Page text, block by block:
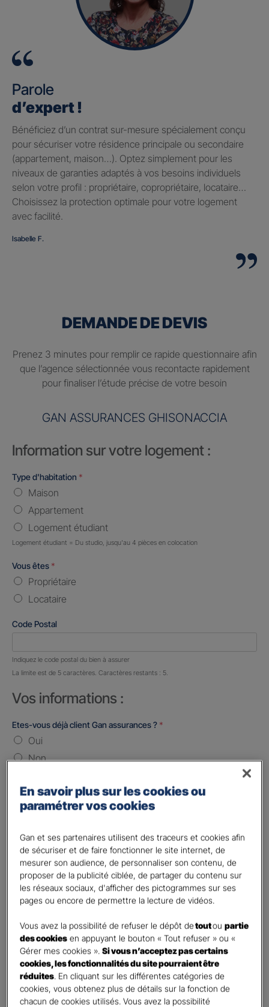
Parole
d’expert !
Bénéficiez d’un contrat sur-mesure spécialement conçu
pour sécuriser votre résidence principale ou secondaire
(appartement, maison…). Optez simplement pour les
niveaux de garanties adaptés à vos besoins individuels
selon votre profil : propriétaire, copropriétaire, locataire…
Choisissez la protection optimale pour votre logement
avec facilité.
Isabelle F.
DEMANDE DE DEVIS
Prenez 3 minutes pour remplir ce rapide questionnaire afin
que l’agence sélectionnée vous recontacte rapidement
pour finaliser l’étude précise de votre besoin
GAN ASSURANCES GHISONACCIA
Information sur votre logement :
Type d'habitation *
Maison
Appartement
Logement étudiant
Logement étudiant = Du studio, jusqu'au 4 pièces en colocation
Vous êtes *
Propriétaire
Locataire
Code Postal
Nombre de caractères restants :
Indiquez le code postal du bien à assurer
La limite est de 5 caractères. Caractères restants : 5.
Vos informations :
Etes-vous déjà client Gan assurances ? *
Oui
Non
Madame
Contact*
First Last
Téléphone*
United
States
+1
E-mail*
Informations complémentaires (facultatif)
En savoir plus sur les cookies ou
paramétrer vos cookies
Gan et ses partenaires utilisent des traceurs et cookies afin
de sécuriser et de faire fonctionner le site internet, de
mesurer son audience, de personnaliser son contenu, de
proposer de la publicité ciblée, de partager du contenu sur
les réseaux sociaux, d'afficher des pictogrammes sur ses
pages ou encore de permettre la lecture de vidéos.
Vous avez la possibilité de refuser le dépôt detoutoupartie
des cookies en appuyant le bouton « Tout refuser » ou «
Gérer mes cookies ».Si vous n’acceptez pas certains
cookies, les fonctionnalités du site pourraient être
réduites. En cliquant sur les différentes catégories de
cookies, vous obtenez plus de détails sur la fonction de
chacun de cookies utilisés. Vous avez la possibilité